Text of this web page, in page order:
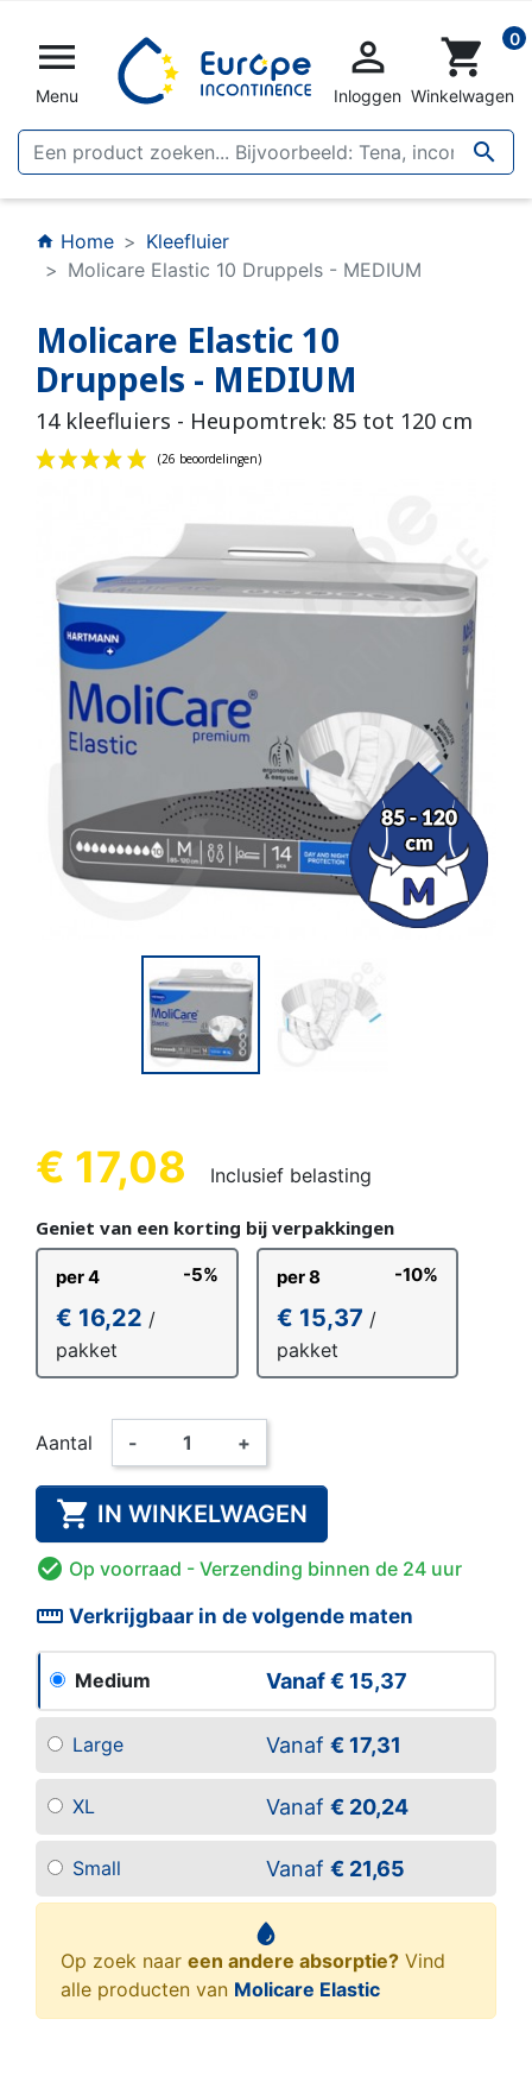

Menu


Inloggen
shopping_cart 0
Winkelwagen
home Home
Kleefluier
Molicare Elastic 10 Druppels - MEDIUM
Molicare Elastic 10
Druppels - MEDIUM
14 kleefluiers - Heupomtrek: 85 tot 120 cm
€ 17,08 Inclusief belasting
Geniet van een korting bij verpakkingen
per 4 -5%
€ 16,22 /
pakket
per 8 -10%
€ 15,37 /
pakket
Aantal - +
 IN WINKELWAGEN
 Op voorraad - Verzending binnen de 24 uur
straighten Verkrijgbaar in de volgende maten
Medium Vanaf€ 15,37
Large Vanaf € 17,31
XL Vanaf € 20,24
Small Vanaf € 21,65
Op zoek naar een andere absorptie? Vind
alle producten van Molicare Elastic